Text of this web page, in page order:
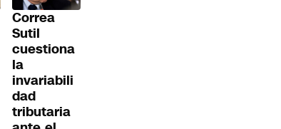
Correa
Sutil
cuestiona
la
invariabili
dad
tributaria